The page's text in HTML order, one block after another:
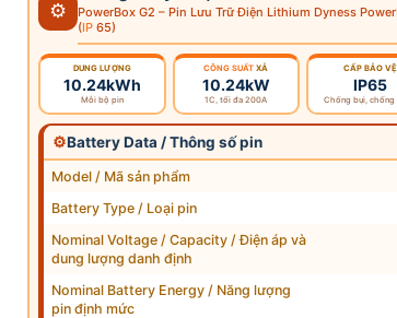
⚙
PowerBox G2 – Pin Lưu Trữ Điện Lithium Dyness
(IP 65)
DUNG LƯỢNG
10.24kWh
Mỗi bộ pin
CÔNG SUẤT XẢ
10.24kW
1C, tối đa 200A
CẤP BẢO VỆ
IP65
Chống bụi, chống
⚙Battery Data / Thông số pin
Model / Mã sản phẩm
Battery Type / Loại pin
Nominal Voltage / Capacity / Điện áp và
dung lượng danh định
Nominal Battery Energy / Năng lượng
pin định mức